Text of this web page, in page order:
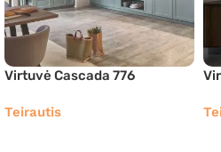
Virtuvė Cascada 776
Teirautis